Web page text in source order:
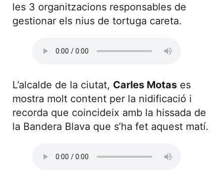
les 3 organitzacions responsables de
gestionar els nius de tortuga careta.
L’alcalde de la ciutat, Carles Motas es
mostra molt content per la nidificació i
recorda que coincideix amb la hissada de
la Bandera Blava que s’ha fet aquest matí.